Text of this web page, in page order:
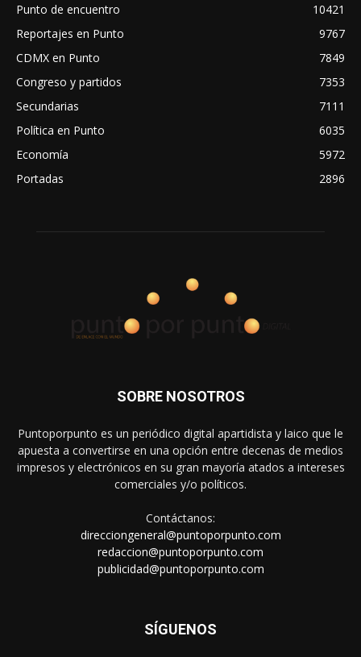
Punto de encuentro
10421
Reportajes en Punto
9767
CDMX en Punto
7849
Congreso y partidos
7353
Secundarias
7111
Política en Punto
6035
Economía
5972
Portadas
2896
SOBRE NOSOTROS
Puntoporpunto es un periódico digital apartidista y laico que le
apuesta a convertirse en una opción entre decenas de medios
impresos y electrónicos en su gran mayoría atados a intereses
comerciales y/o políticos.
Contáctanos:
direcciongeneral@puntoporpunto.com
redaccion@puntoporpunto.com
publicidad@puntoporpunto.com
SÍGUENOS